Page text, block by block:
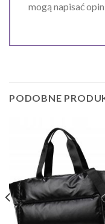
mogą napisać
PODOBNE